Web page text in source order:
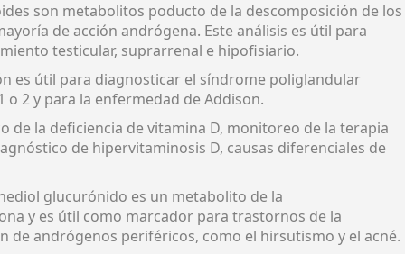
son metabolitos poducto de la descomposición de los
de acción andrógena. Este análisis es útil para
testicular, suprarrenal e hipofisiario.
es útil para diagnosticar el síndrome poliglandular
2 y para la enfermedad de Addison.
de la deficiencia de vitamina D, monitoreo de la terapia
de hipervitaminosis D, causas diferenciales de
glucurónido es un metabolito de la
y es útil como marcador para trastornos de la
de andrógenos periféricos, como el hirsutismo y el acné.